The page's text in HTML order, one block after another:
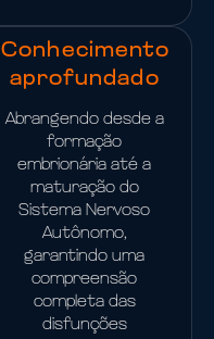
Conhecimento
aprofundado
Abrangendo desde a
formação
embrionária até a
maturação do
Sistema Nervoso
Autônomo,
garantindo uma
compreensão
completa das
disfunções